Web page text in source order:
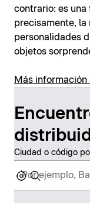
contrario: es una
precisamente, la
personalidades
objetos
Más información
Ciudad o código